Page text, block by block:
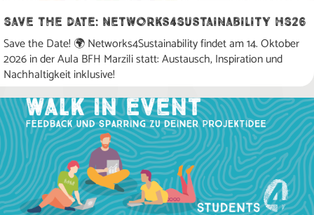
Save the Date: Networks4Sustainability HS26
Save the Date! 🌍 Networks4Sustainability findet am 14. Oktober
2026 in der Aula BFH Marzili statt: Austausch, Inspiration und
Nachhaltigkeit inklusive!